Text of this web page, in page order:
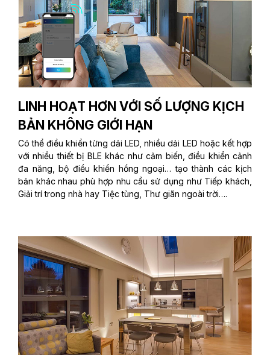
LINH HOẠT HƠN VỚI SỐ LƯỢNG KỊCH
BẢN KHÔNG GIỚI HẠN
Có thể điều khiển từng dải LED, nhiều dải LED hoặc kết hợp
với nhiều thiết bị BLE khác như cảm biến, điều khiển cảnh
đa năng, bộ điều khiển hồng ngoại… tạo thành các kịch
bản khác nhau phù hợp nhu cầu sử dụng như Tiếp khách,
Giải trí trong nhà hay Tiệc tùng, Thư giãn ngoài trời….